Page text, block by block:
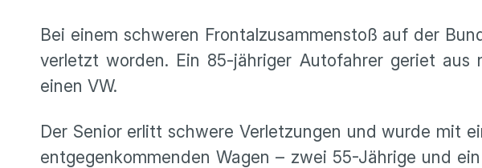
Bei einem schweren Frontalzusammenstoß auf der
verletzt worden. Ein 85-jähriger Autofahrer geriet
einen VW.
Der Senior erlitt schwere Verletzungen und wurde mit
entgegenkommenden Wagen – zwei 55-Jährige und